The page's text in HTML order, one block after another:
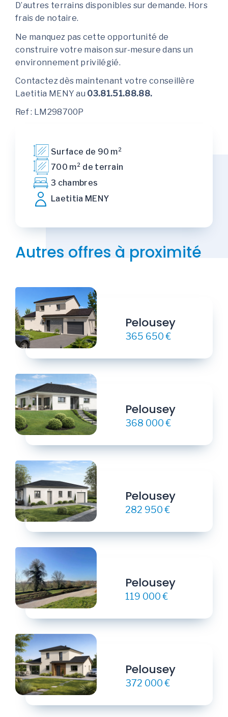
D’autres terrains disponibles sur demande. Hors
frais de notaire.
Ne manquez pas cette opportunité de
construire votre maison sur-mesure dans un
environnement privilégié.
Contactez dès maintenant votre conseillère
Laetitia MENY au 03.81.51.88.88.
Ref : LM298700P
Surface de 90 m²
700 m² de terrain
3 chambres
Laetitia MENY
Autres offres à proximité
Pelousey
365 650 €
Pelousey
368 000 €
Pelousey
282 950 €
Pelousey
119 000 €
Pelousey
372 000 €